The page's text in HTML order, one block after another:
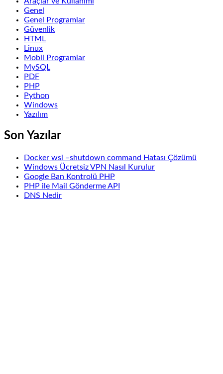
Genel
Genel Programlar
Güvenlik
HTML
Linux
Mobil Programlar
MySQL
PDF
PHP
Python
Windows
Yazılım
Son Yazılar
Docker wsl –shutdown command Hatası Çözümü
Windows Ücretsiz VPN Nasıl Kurulur
Google Ban Kontrolü PHP
PHP ile Mail Gönderme API
DNS Nedir